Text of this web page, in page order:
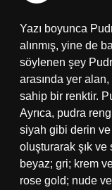
Yazı boyunca
alınmış, yine de
söylenen şey
arasında yer alan,
sahip bir renktir.
Ayrıca, pudra
siyah gibi derin
oluşturarak şık ve
beyaz; gri; krem
rose gold; nude